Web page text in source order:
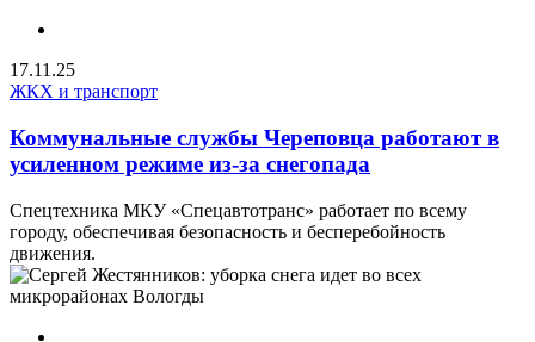
17.11.25
ЖКХ и транспорт
Коммунальные службы Череповца работают в
усиленном режиме из-за снегопада
Спецтехника МКУ «Спецавтотранс» работает по всему
городу, обеспечивая безопасность и бесперебойность
движения.